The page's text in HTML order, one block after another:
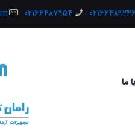
۰۲۱۶۶۴۸۹۲۴۶ ۰۲۱۶۶۴۸۷۹۵۴
ما